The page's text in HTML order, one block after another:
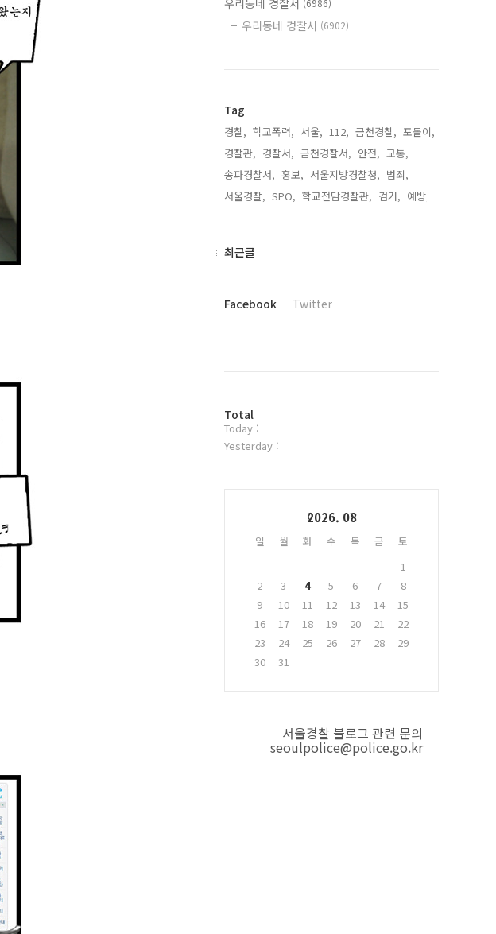
우리동네 경찰서 (6986)
우리동네 경찰서 (6902)
Tag
경찰, 학교폭력, 서울, 112, 금천경찰, 포돌이,
경찰관, 경찰서, 금천경찰서, 안전, 교통,
송파경찰서, 홍보, 서울지방경찰청, 범죄,
서울경찰, SPO, 학교전담경찰관, 검거, 예방,
최
최근글
페
플
러
그
Facebook Twitter
방
문
자
Total
Today :
Yesterday :
2026. 08
일 월 화 수 목 금
토
1
2
3 4 5 6 7
8
9
10 11 12 13 14
15
16
17 18 19 20 21
22
23
24 25 26 27 28
29
30
31
서울경찰 블로그 관련 문의
seoulpolice@police.go.kr